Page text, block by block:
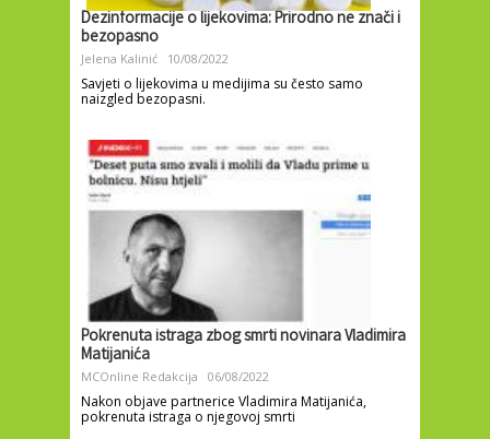
Dezinformacije o lijekovima: Prirodno ne znači i
bezopasno
Jelena Kalinić 10/08/2022
Savjeti o lijekovima u medijima su često samo
naizgled bezopasni.
Pokrenuta istraga zbog smrti novinara Vladimira
Matijanića
MCOnline Redakcija 06/08/2022
Nakon objave partnerice Vladimira Matijanića,
pokrenuta istraga o njegovoj smrti